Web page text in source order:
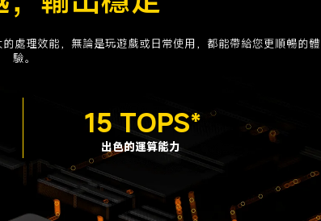
處理效能，無論是玩遊戲或日常使用，都能帶給您更順暢的體
驗。
15 TOPS*
出色的運算能力